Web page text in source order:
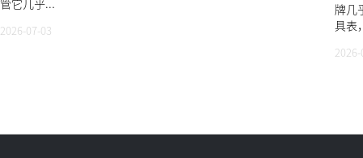
管它几乎...
2026-07-03
牌几
具表